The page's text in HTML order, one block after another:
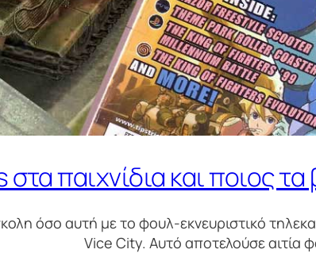
παιχνίδια και ποιος τα
όσο αυτή με το φουλ-εκνευριστικό
Vice City. Αυτό αποτελούσε αιτία